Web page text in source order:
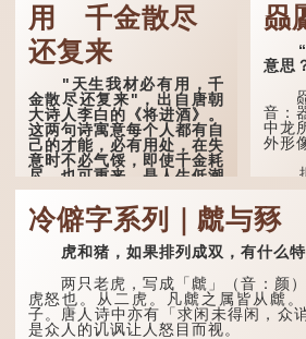
用 千金散尽
还复来
"天生我材必有用，千
金散尽还复来"，出自唐朝
大诗人李白的《将进酒》。
这两句诗寓意每个人都有自
己的才能，必有用处，在失
意时不必气馁，即使千金耗
尽，也可重来，是人生低潮
时激励向上的名句。
原诗写道："人生得意
须尽欢，莫使金樽空对月。
天生我材必有用，千金散尽
会须一饮三百杯。" 意思是
说：上天给了我才能，必然
有用到的地方；即使千金散
去，也终会重新得到。
赑
“
意思
赑
音：
中龙
外
据
排列
牢、
眦、
一种
龙九
不同
龟，
座，
冷僻字系列｜虤与豩
虎和猪，如果排列成双，有什么特
两只老虎，写成「虤」（音：颜）
虎怒也。从二虎。凡虤之属皆从虤
子。唐人诗中亦有「求闲未得闲，众
是众人的讥讽让人怒目而视。